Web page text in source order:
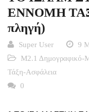
ΕΝΝΟΜΗ
πληγή)
Super User
9
Μ2.1 Δημογραφικό-
Τάξη-Ασφάλεια
0